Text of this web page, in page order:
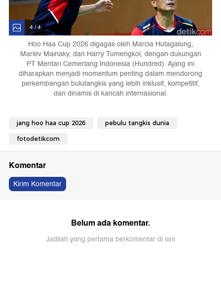
4 / 4
Hoo Haa Cup 2026 digagas oleh Marcia Hutagalung,
Marlev Mainaky, dan Harry Tumengkol, dengan dukungan
PT Mentari Cemerlang Indonesia (Hundred). Ajang ini
diharapkan menjadi momentum penting dalam mendorong
perkembangan bulutangkis yang lebih inklusif, kompetitif,
dan dinamis di kancah internasional.
jang hoo haa cup 2026 pebulu tangkis dunia
fotodetikcom
Komentar
Kirim Komentar
Belum ada komentar.
Jadilah yang pertama berkomentar di sini